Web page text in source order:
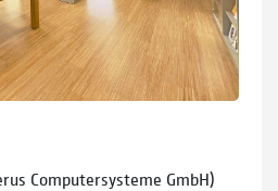
Computersysteme GmbH)